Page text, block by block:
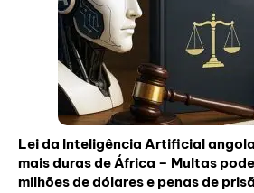
Lei da Inteligência Artificial
mais duras de África – Multas
milhões de dólares e penas de